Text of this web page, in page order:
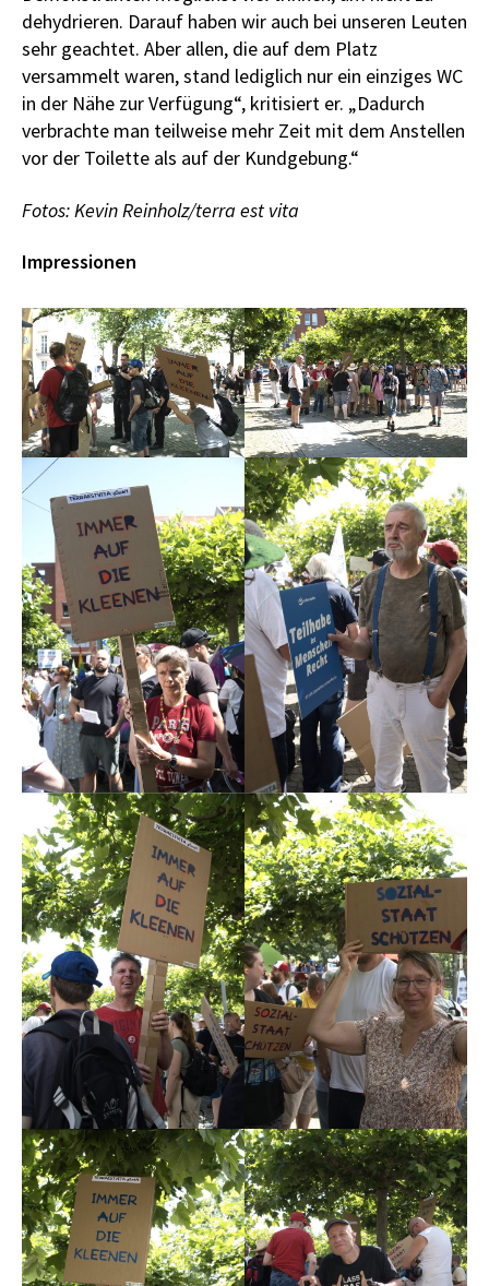
dehydrieren. Darauf haben wir auch bei unseren Leuten
sehr geachtet. Aber allen, die auf dem Platz
versammelt waren, stand lediglich nur ein einziges WC
in der Nähe zur Verfügung“, kritisiert er. „Dadurch
verbrachte man teilweise mehr Zeit mit dem Anstellen
vor der Toilette als auf der Kundgebung.“
Fotos: Kevin Reinholz/terra est vita
Impressionen